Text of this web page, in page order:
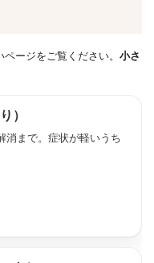
ージをご覧ください。 小さ
）
消まで。症状が軽いうち